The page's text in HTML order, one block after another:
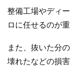
整備工場やディ
ロに任せるのが重
また、抜いた分
壊れたなどの損